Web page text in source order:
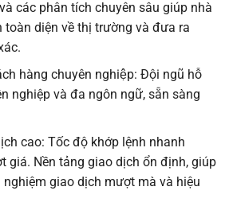
các phân tích chuyên sâu giúp nhà
diện về thị trường và đưa ra
hàng chuyên nghiệp: Đội ngũ hỗ
nghiệp và đa ngôn ngữ, sẵn sàng
cao: Tốc độ khớp lệnh nhanh
giá. Nền tảng giao dịch ổn định, giúp
giao dịch mượt mà và hiệu